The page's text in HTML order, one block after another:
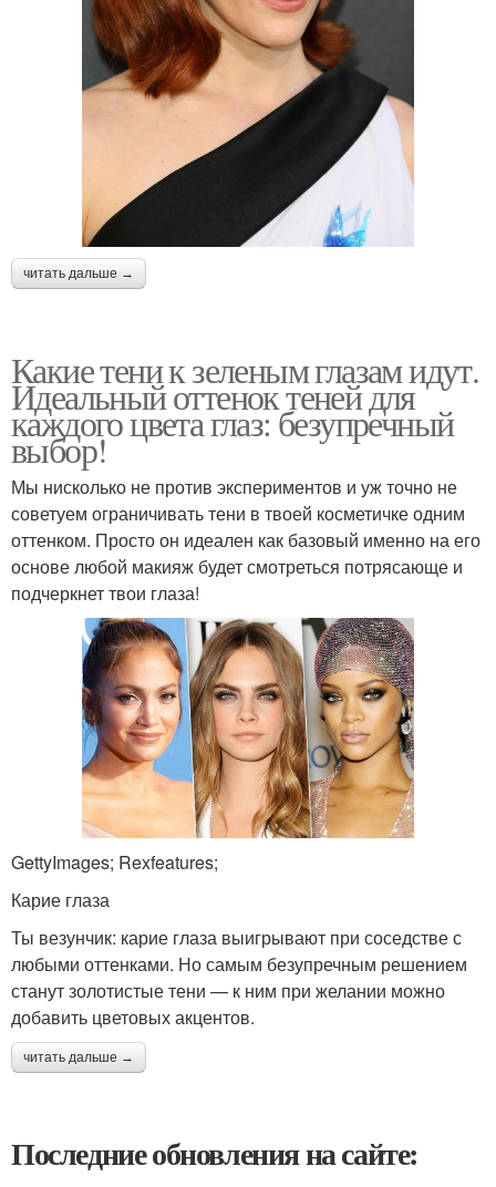
читать дальше →
Какие тени к зеленым глазам идут.
Идеальный оттенок теней для
каждого цвета глаз: безупречный
выбор!
Мы нисколько не против экспериментов и уж точно не
советуем ограничивать тени в твоей косметичке одним
оттенком. Просто он идеален как базовый именно на его
основе любой макияж будет смотреться потрясающе и
подчеркнет твои глаза!
GettyImages; Rexfeatures;
Карие глаза
Ты везунчик: карие глаза выигрывают при соседстве с
любыми оттенками. Но самым безупречным решением
станут золотистые тени — к ним при желании можно
добавить цветовых акцентов.
читать дальше →
Последние обновления на сайте: